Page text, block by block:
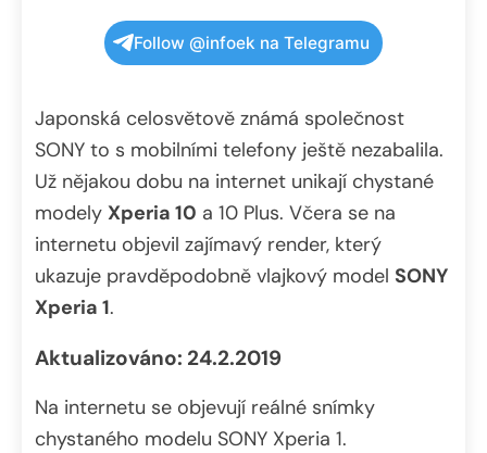
Follow @infoek na Telegramu
Japonská celosvětově známá společnost
SONY to s mobilními telefony ještě nezabalila.
Už nějakou dobu na internet unikají chystané
modely Xperia 10 a 10 Plus. Včera se na
internetu objevil zajímavý render, který
ukazuje pravděpodobně vlajkový model SONY
Xperia 1.
Aktualizováno: 24.2.2019
Na internetu se objevují reálné snímky
chystaného modelu SONY Xperia 1.